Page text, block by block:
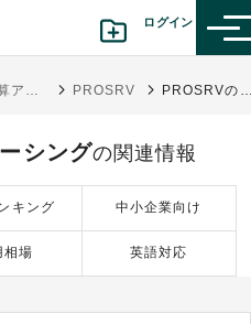
ログイン
給与計算アウトソーシング PROSRV PROSRVの評判
シングの関連情報
キング 中小企業向け
相場 英語対応